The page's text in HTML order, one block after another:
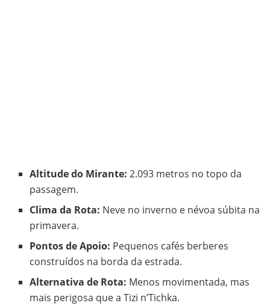
Altitude do Mirante: 2.093 metros no topo da
passagem.
Clima da Rota: Neve no inverno e névoa súbita na
primavera.
Pontos de Apoio: Pequenos cafés berberes
construídos na borda da estrada.
Alternativa de Rota: Menos movimentada, mas
mais perigosa que a Tizi n’Tichka.